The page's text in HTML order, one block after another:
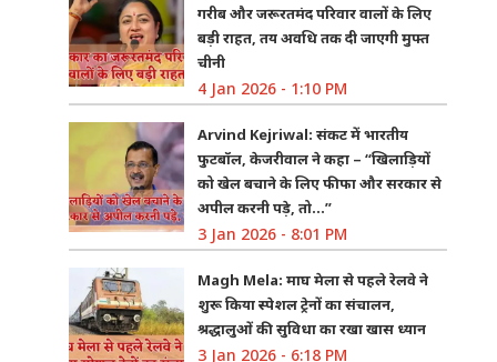
गरीब और जरूरतमंद परिवार वालों के लिए
बड़ी राहत, तय अवधि तक दी जाएगी मुफ्त
चीनी
4 Jan 2026 - 1:10 PM
Arvind Kejriwal: संकट में भारतीय
फुटबॉल, केजरीवाल ने कहा – “खिलाड़ियों
को खेल बचाने के लिए फीफा और सरकार से
अपील करनी पड़े, तो…”
3 Jan 2026 - 8:01 PM
Magh Mela: माघ मेला से पहले रेलवे ने
शुरू किया स्पेशल ट्रेनों का संचालन,
श्रद्धालुओं की सुविधा का रखा खास ध्यान
3 Jan 2026 - 6:18 PM